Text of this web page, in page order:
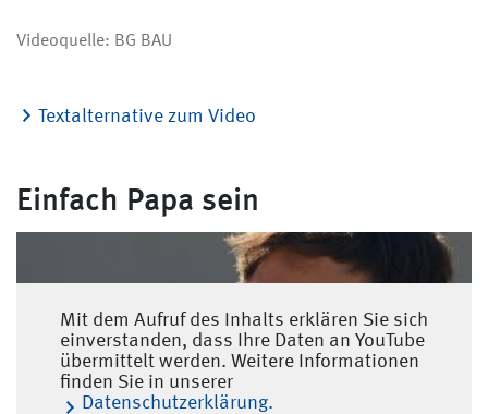
Videoquelle: BG BAU
Textalternative zum Video
Einfach Papa sein
Mit dem Aufruf des Inhalts erklären Sie sich
einverstanden, dass Ihre Daten an YouTube
übermittelt werden. Weitere Informationen
finden Sie in unserer
Datenschutzerklärung.